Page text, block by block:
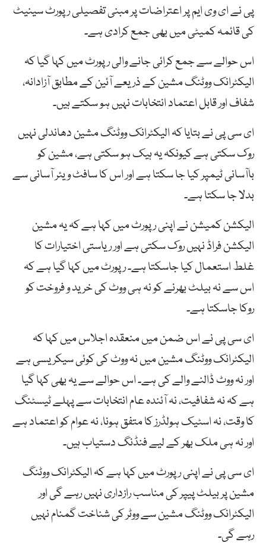
پی نے ای وی ایم پر اعتراضات پر مبنی تفصیلی رپورٹ سینیٹ
کی قائمہ کمیٹی میں بھی جمع کرادی ہے۔
اس حوالے سے جمع کرائی جانے والی رپورٹ میں کہا گیا کہ
الیکٹرانک ووٹنگ مشین کے ذریعے آئین کے مطابق آزادانہ،
شفاف اور قابل اعتماد انتخابات نہیں ہو سکتے ہیں۔
ای سی پی نے بتایا کہ الیکٹرانک ووٹنگ مشین دھاندلی نہیں
روک سکتی ہے کیونکہ یہ ہیک ہو سکتی ہے، مشین کو
باآسانی ٹیمپر کیا جا سکتا ہے اور اس کا سافٹ ویئر آسانی سے
بدلا جا سکتا ہے۔
الیکشن کمیشن نے اپنی رپورٹ میں کہا ہے کہ یہ مشین
الیکشن فراڈ نہیں روک سکتی ہے اور ریاستی اختیارات کا
غلط استعمال کیا جاسکتا ہے۔ رپورٹ میں کہا گیا ہے کہ
اس سے نہ بیلٹ بھرنے کو نہ ہی ووٹ کی خرید و فروخت کو
روکا جاسکتا ہے۔
ای سی پی نے اس ضمن میں منعقدہ اجلاس میں کہا کہ
الیکٹرانک ووٹنگ مشین میں نہ ووٹ کی کوئی سیکریسی ہے
اور نہ ووٹ ڈالنے والے کی ہے۔ اس حوالے سے یہ بھی کہا گیا
ہے کہ نہ شفافیت، نہ آئندہ عام انتخابات سے پہلے ٹیسٹنگ
کا وقت، نہ اسٹیک ہولڈرز کا متفق ہونا، نہ عوام کو اعتماد ہے
اور نہ ہی ملک بھر کے لیے فنڈنگ دستیاب ہیں۔
ای سی پی نے اپنی رپورٹ میں کہا ہے کہ الیکٹرانک ووٹنگ
مشین پر بیلٹ پیپر کی مناسب رازداری نہیں رہے گی اور
الیکٹرانک ووٹنگ مشین سے ووٹر کی شناخت گمنام نہیں
رہے گی۔